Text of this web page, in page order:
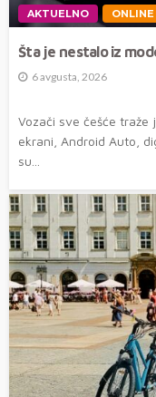
AKTUELNO ONLINE
Šta je nestalo iz
6 avgusta, 2026
Vozači sve češće
ekrani, Android Auto,
su...